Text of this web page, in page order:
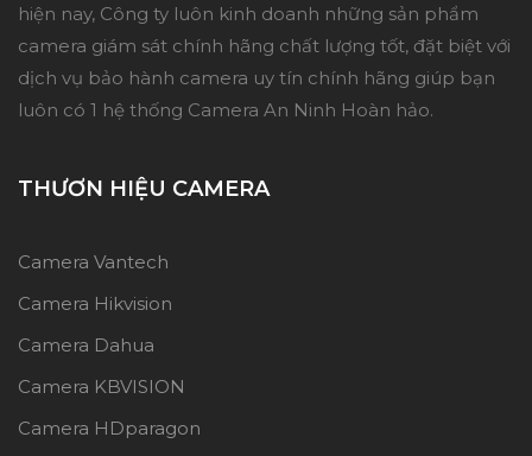
hiện nay, Công ty luôn kinh doanh những sản phẩm
camera giám sát chính hãng chất lượng tốt, đặt biệt với
dịch vụ bảo hành camera uy tín chính hãng giúp bạn
luôn có 1 hệ thống Camera An Ninh Hoàn hảo.
THƯƠN HIỆU CAMERA
Camera Vantech
Camera Hikvision
Camera Dahua
Camera KBVISION
Camera HDparagon